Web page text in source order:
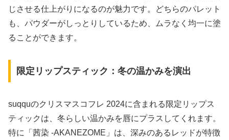
じさせる仕上がりになるのが魅力です。どちらのパレット
も、パウダーがしっとりしているため、ムラなく均一に塗
ることができます。
限定リップスティック：冬の温かみを演出
suqquのクリスマスコフレ 2024に含まれる限定リップス
ティックは、冬らしい温かみを唇にプラスしてくれます。
特に「茜染 -AKANEZOME」は、深みのあるレッドが特徴